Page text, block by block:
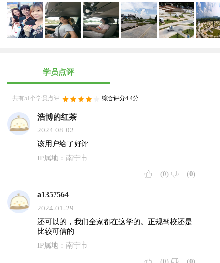
学员点评
共有51个学员点评 综合评分4.4分
浩博的红茶
2024-08-02
该用户给了好评
IP属地：南宁市
(0) (0)
a1357564
2024-01-29
还可以的，我们全家都在这学的。正规驾校还是
比较可信的
IP属地：南宁市
(0) (0)